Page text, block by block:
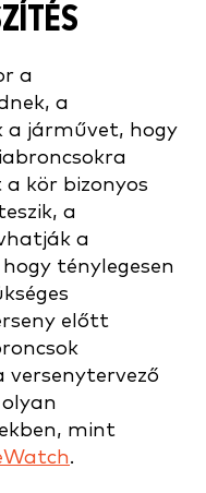
a
a
a járművet, hogy
a kör bizonyos
a
a
ténylegesen
előtt
versenytervező
mint
.